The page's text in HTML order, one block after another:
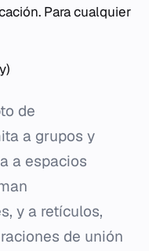
Para cualquier
de
a grupos y
a espacios
y a retículos,
de unión